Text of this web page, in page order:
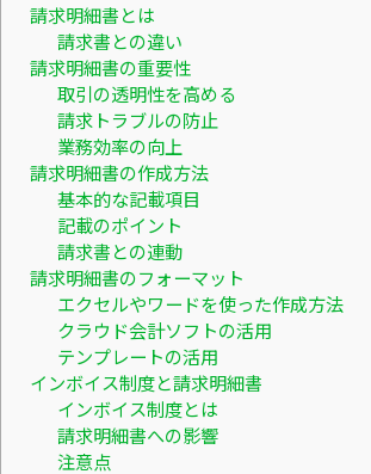
請求明細書とは
請求書との違い
請求明細書の重要性
取引の透明性を高める
請求トラブルの防止
業務効率の向上
請求明細書の作成方法
基本的な記載項目
記載のポイント
請求書との連動
請求明細書のフォーマット
エクセルやワードを使った作成方法
クラウド会計ソフトの活用
テンプレートの活用
インボイス制度と請求明細書
インボイス制度とは
請求明細書への影響
注意点